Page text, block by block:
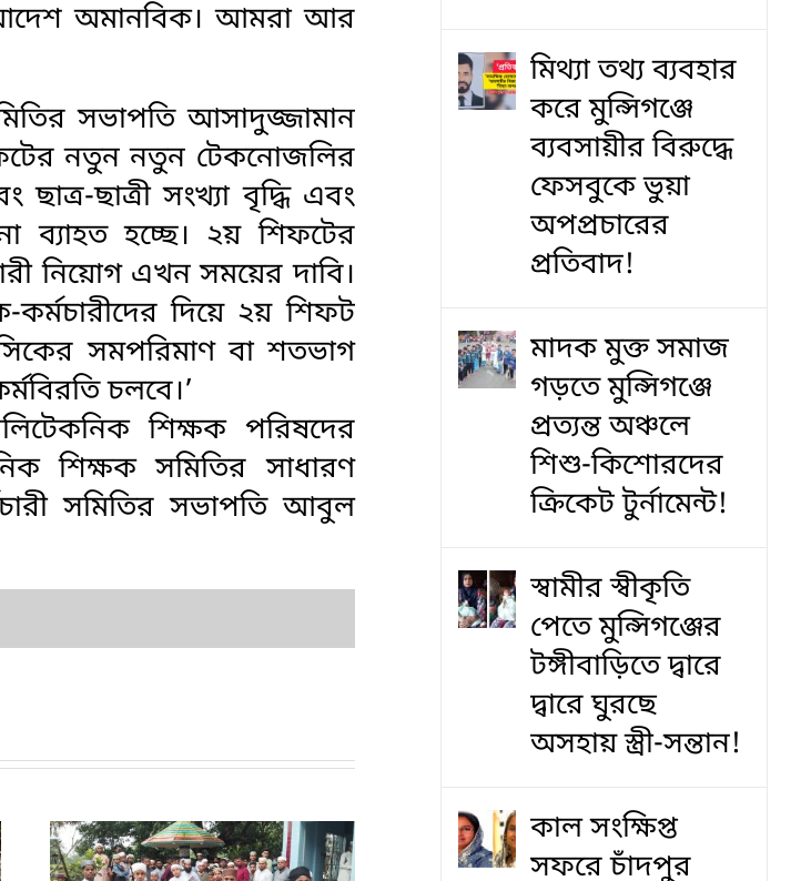
অমানবিক। আমরা আর
সভাপতি আসাদুজ্জামান
নতুন নতুন টেকনোজলির
ছাত্রী সংখ্যা বৃদ্ধি এবং
ব্যাহত হচ্ছে। ২য় শিফটের
নিয়োগ এখন সময়ের দাবি।
দিয়ে ২য় শিফট
সমপরিমাণ বা শতভাগ
চলবে।’
শিক্ষক পরিষদের
শিক্ষক সমিতির সাধারণ
সমিতির সভাপতি আবুল
মিথ্যা তথ্য ব্যবহার
করে মুন্সিগঞ্জে
ব্যবসায়ীর বিরুদ্ধে
ফেসবুকে ভুয়া
অপপ্রচারের
প্রতিবাদ!
মাদক মুক্ত সমাজ
গড়তে মুন্সিগঞ্জে
প্রত্যন্ত অঞ্চলে
শিশু-কিশোরদের
ক্রিকেট টুর্নামেন্ট!
স্বামীর স্বীকৃতি
পেতে মুন্সিগঞ্জের
টঙ্গীবাড়িতে দ্বারে
দ্বারে ঘুরছে
অসহায় স্ত্রী-সন্তান!
কাল সংক্ষিপ্ত
সফরে চাঁদপুর